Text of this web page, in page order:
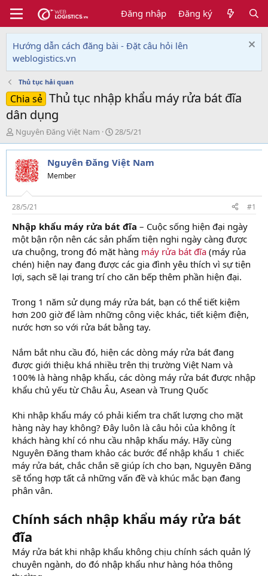
Đăng nhập Đăng ký
Hướng dẫn cách đăng bài - Đặt câu hỏi lên
weblogistics.vn
Thủ tục hải quan
Chia sẻ Thủ tục nhập khẩu máy rửa bát đĩa
dân dụng
T
h
r
e
a
d
s
t
a
r
t
e
r
Nguyên Đăng Việt Nam
N
g
à
y
i
28/5/21
Nguyên Đăng Việt Nam
Member
28/5/21 #1
Nhập khẩu máy rửa bát đĩa – Cuộc sống hiện đại ngày
một bận rộn nên các sản phẩm tiện nghi ngày càng được
ưa chuộng, trong đó mặt hàng máy rửa bát đĩa (máy rủa
chén) hiện nay đang được các gia đình yêu thích vì sự tiện
lợi, sạch sẽ lại trang trí cho căn bếp thêm phần hiện đại.
Trong 1 năm sử dụng máy rửa bát, bạn có thể tiết kiệm
hơn 200 giờ để làm những công việc khác, tiết kiệm điện,
nước hơn so với rửa bát bằng tay.
Nắm bắt nhu cầu đó, hiện các dòng máy rửa bát đang
được giới thiệu khá nhiều trên thị trường Việt Nam và
100% là hàng nhập khẩu, các dòng máy rửa bát được nhập
khẩu chủ yếu từ Châu Âu, Asean và Trung Quốc
Khi nhập khẩu máy có phải kiểm tra chất lượng cho mặt
hàng này hay không? Đây luôn là câu hỏi của không ít
khách hàng khí có nhu cầu nhập khẩu máy. Hãy cùng
Nguyên Đăng tham khảo các bước để nhập khẩu 1 chiếc
máy rửa bát, chắc chắn sẽ giúp ích cho bạn, Nguyên Đăng
sẽ tổng hợp tất cả những vấn đề và khúc mắc bạn đang
phân vân.
Chính sách nhập khẩu máy rửa bát
đĩa
Máy rửa bát khi nhập khẩu không chịu chính sách quản lý
chuyên ngành, do đó nhập khẩu như hàng hóa thông